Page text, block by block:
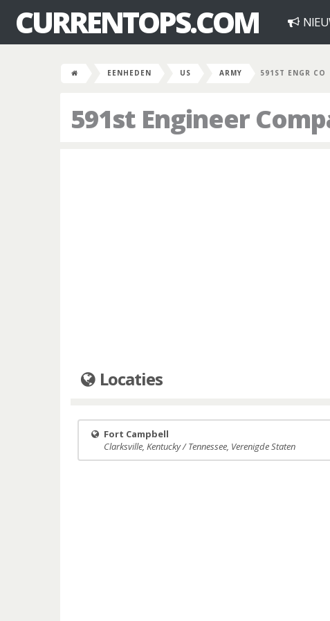
CURRENTOPS.COM
EENHEDEN US ARMY 591ST ENGR CO
591st Engineer
Locaties
Fort Campbell
Clarksville, Kentucky / Tennessee, Verenigde Staten